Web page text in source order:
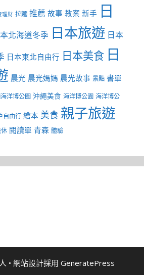
理財 拉麵 推薦 故事 教案 新手 日
北海道冬季 日本旅遊 日本
日本東北自由行 日本美食 日
晨光 晨光媽媽 晨光故事 景點 書單
洋博公園 沖繩美食 海洋博公園 海洋博公
自由行 繪本 美食 親子旅遊
閱讀單 青森 體驗
• 網站設計採用 GeneratePress